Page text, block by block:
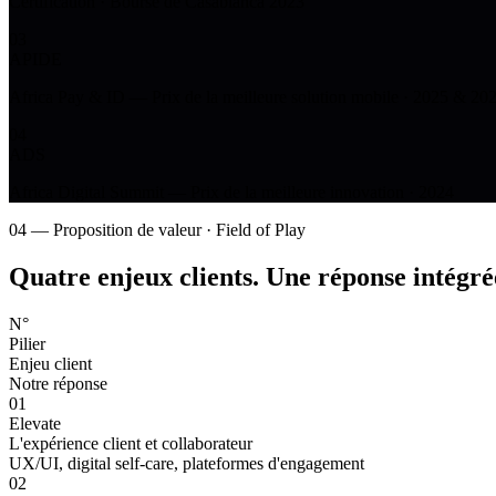
04 — Proposition de valeur · Field of Play
Quatre enjeux clients. Une réponse
N°
Pilier
Enjeu client
Notre réponse
01
Elevate
L'expérience client et collaborateur
UX/UI, digital self-care, plateformes d'engagement
02